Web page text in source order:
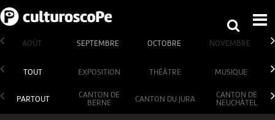
AOÛT SEPTEMBRE OCTOBRE NOVEMBRE
TOUT EXPOSITION THÉÂTRE MUSIQUE
PARTOUT
CANTON DE
BERNE
CANTON DU JURA
CANTON DE
NEUCHÂTEL